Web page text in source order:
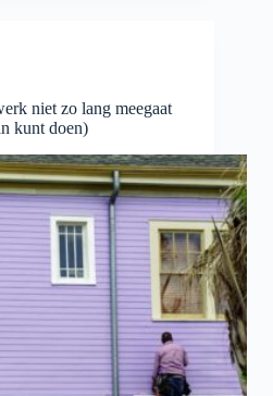
niet zo lang meegaat
kunt doen)